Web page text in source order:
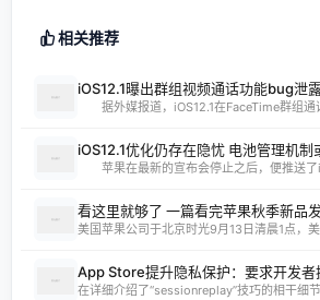
相关推荐
iOS12.1曝出群组视频通话功能bug泄
据外媒报道，iOS12.1在FaceTime群组通
iOS12.1优化仍存在隐忧 电池管理机
苹果在最新的宣布会停止之后，便推送了
看这里就够了 一篇看完苹果秋季新品
美国苹果公司于北京时光9月13日清晨1点，
App Store提升隐私保护：要求开发者
在详细介绍了“sessionreplay”技巧的相干细